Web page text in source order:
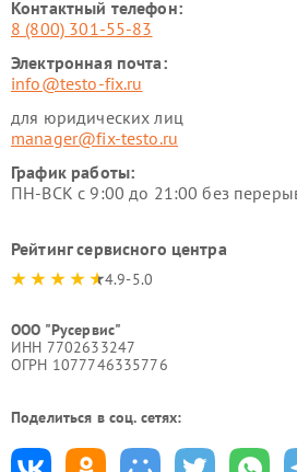
Контактный телефон:
8 (800) 301-55-83
Электронная почта:
info@testo-fix.ru
для юридических лиц
manager@fix-testo.ru
График работы:
ПН-ВСК с 9:00 до 21:00 без
Рейтинг сервисного центра
4.9-5.0
ООО "Русервис"
ИНН 7702633247
ОГРН 1077746335776
Поделиться в соц. сетях: